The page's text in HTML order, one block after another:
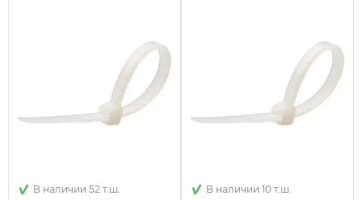
В наличии 52 т.ш. В наличии 10 т.ш.